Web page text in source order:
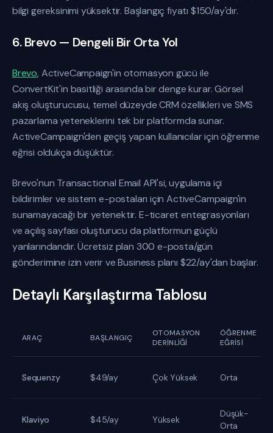
bilgi gereksinimi yüksektir. Başlangıç fiyatı $150/ay'dır.
6. Brevo — Dengeli Bir Orta Yol
Brevo, ActiveCampaign'in otomasyon gücü ile
ConvertKit'in basitliği arasında bir denge kurar. Görsel
akış oluşturucusu, temel düzeyde CRM özellikleri ve SMS
pazarlama yeteneklerini tek bir platformda sunar.
ActiveCampaign'den geçiş yapan kullanıcılar için öğrenme
eğrisi oldukça düşüktür.
Brevo'nun Transactional Email API'si, uygulama içi
bildirimler ve sistem e-postaları için ActiveCampaign'in
sunamayacağı bir yetenektir. E-ticaret entegrasyonları
ve açılış sayfası oluşturucu da platformun güçlü
yanlarındandır. Ücretsiz plan 300 e-posta/gün
gönderimine izin verir ve Business planı $22/ay'dan başlar.
Detaylı Karşılaştırma Tablosu
ARAÇ BAŞLANGIÇ
OTOMASYON
DERINLIĞI
ÖĞRENME
EĞRISI
Sequenzy $49/ay Çok Yüksek Orta
Klaviyo $45/ay Yüksek
Düşük-
Orta